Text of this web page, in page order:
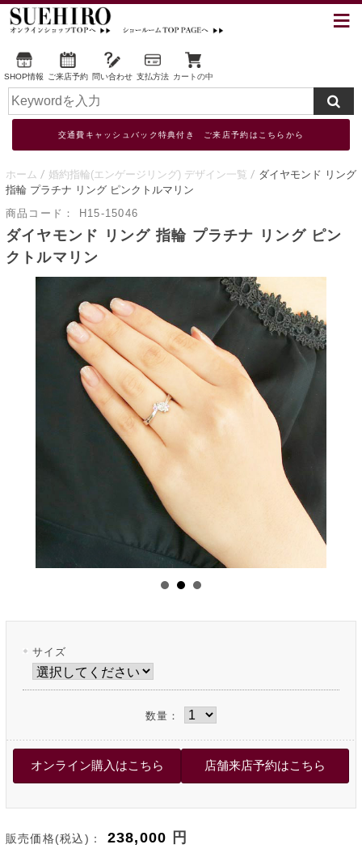
SHOP情報 ご来店予約 問い合わせ 支払方法 カートの中
交通費キャッシュバック特典付き ご来店予約はこちらから
ホーム 婚約指輪(エンゲージリング) デザイン一覧
ダイヤモンド リング
指輪 プラチナ リング ピンクトルマリン
商品コード：
H15-15046
ダイヤモンド リング 指輪 プラチナ リング ピン
クトルマリン
サイズ
数量：
販売価格(税込)： 238,000 円